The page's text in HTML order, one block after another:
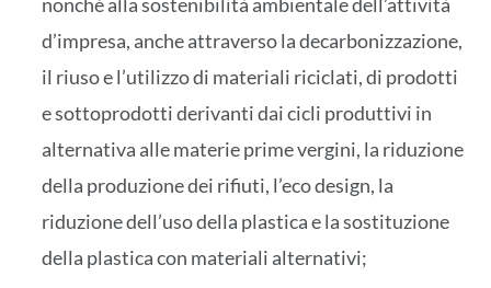
d’impresa, anche attraverso la decarbonizzazione,
il riuso e l’utilizzo di materiali riciclati, di prodotti
e sottoprodotti derivanti dai cicli produttivi in
alternativa alle materie prime vergini, la riduzione
della produzione dei rifiuti, l’eco design, la
riduzione dell’uso della plastica e la sostituzione
della plastica con materiali alternativi;